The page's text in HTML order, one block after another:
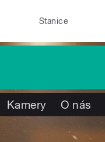
Stanice
Kamery O nás